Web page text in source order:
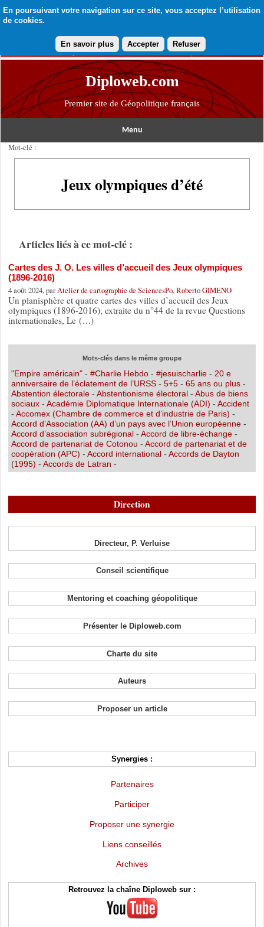
En poursuivant votre navigation sur ce site, vous acceptez l’utilisation
de cookies.
En savoir plus Accepter Refuser
Diploweb.com
Premier site de Géopolitique français
Menu
Mot-clé :
Jeux olympiques d’été
Articles liés à ce mot-clé :
Cartes des J. O. Les villes d’accueil des Jeux olympiques
(1896-2016)
4 août 2024, parAtelier de cartographie de SciencesPo, Roberto GIMENO
Un planisphère et quatre cartes des villes d’accueil des Jeux
olympiques (1896-2016), extraite du n°44 de la revue Questions
internationales, Le (…)
Mots-clés dans le même groupe
"Empire américain"- #Charlie Hebdo- #jesuischarlie- 20 e
anniversaire de l’éclatement de l’URSS- 5+5- 65 ans ou plus-
Abstention électorale- Abstentionisme électoral- Abus de biens
sociaux- Académie Diplomatique Internationale (ADI) - Accident
- Accomex (Chambre de commerce et d’industrie de Paris) -
Accord d’Association (AA) d’un pays avec l’Union européenne-
Accord d’association subrégional- Accord de libre-échange-
Accord de partenariat de Cotonou - Accord de partenariat et de
coopération (APC) - Accord international- Accords de Dayton
(1995) - Accords de Latran -
Direction
Directeur, P. Verluise
Conseil scientifique
Mentoring et coaching géopolitique
Présenter le Diploweb.com
Charte du site
Auteurs
Proposer un article
Synergies :
Partenaires
Participer
Proposer une synergie
Liens conseillés
Archives
Retrouvez la chaîne Diploweb sur :